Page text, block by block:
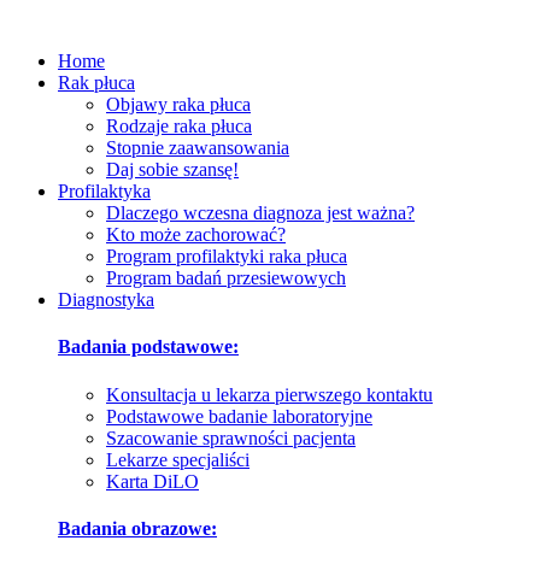
Home
Rak płuca
Objawy raka płuca
Rodzaje raka płuca
Stopnie zaawansowania
Daj sobie szansę!
Profilaktyka
Dlaczego wczesna diagnoza jest ważna?
Kto może zachorować?
Program profilaktyki raka płuca
Program badań przesiewowych
Diagnostyka
Badania podstawowe:
Konsultacja u lekarza pierwszego kontaktu
Podstawowe badanie laboratoryjne
Szacowanie sprawności pacjenta
Lekarze specjaliści
Karta DiLO
Badania obrazowe: